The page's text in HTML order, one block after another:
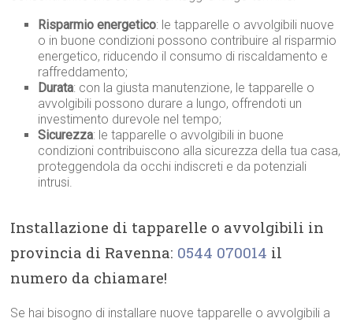
Risparmio energetico: le tapparelle o avvolgibili nuove
o in buone condizioni possono contribuire al risparmio
energetico, riducendo il consumo di riscaldamento e
raffreddamento;
Durata: con la giusta manutenzione, le tapparelle o
avvolgibili possono durare a lungo, offrendoti un
investimento durevole nel tempo;
Sicurezza: le tapparelle o avvolgibili in buone
condizioni contribuiscono alla sicurezza della tua casa,
proteggendola da occhi indiscreti e da potenziali
intrusi.
Installazione di tapparelle o avvolgibili in
provincia di Ravenna: 0544 070014 il
numero da chiamare!
Se hai bisogno di installare nuove tapparelle o avvolgibili a